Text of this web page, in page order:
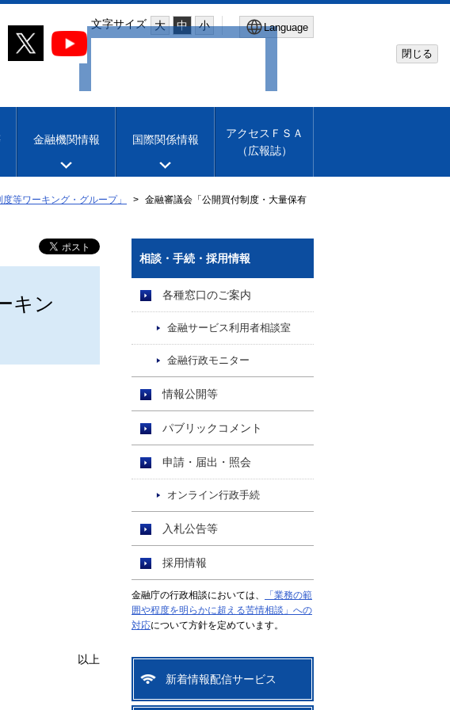
文字サイズ 大 中 小 Language
Machine translation
閉じる
金融機関情報 国際関係情報
アクセスＦＳＡ
（広報誌）
等ワーキング・グループ」
金融審議会「公開買付制度・大量保有
キン
以上
相談・手続・採用情報
各種窓口のご案内
金融サービス利用者相談室
金融行政モニター
情報公開等
パブリックコメント
申請・届出・照会
オンライン行政手続
入札公告等
採用情報
金融庁の行政相談においては、
「業務の範
囲や程度を明らかに超える苦情相談」への
対応について方針を定めています。
新着情報配信サービス